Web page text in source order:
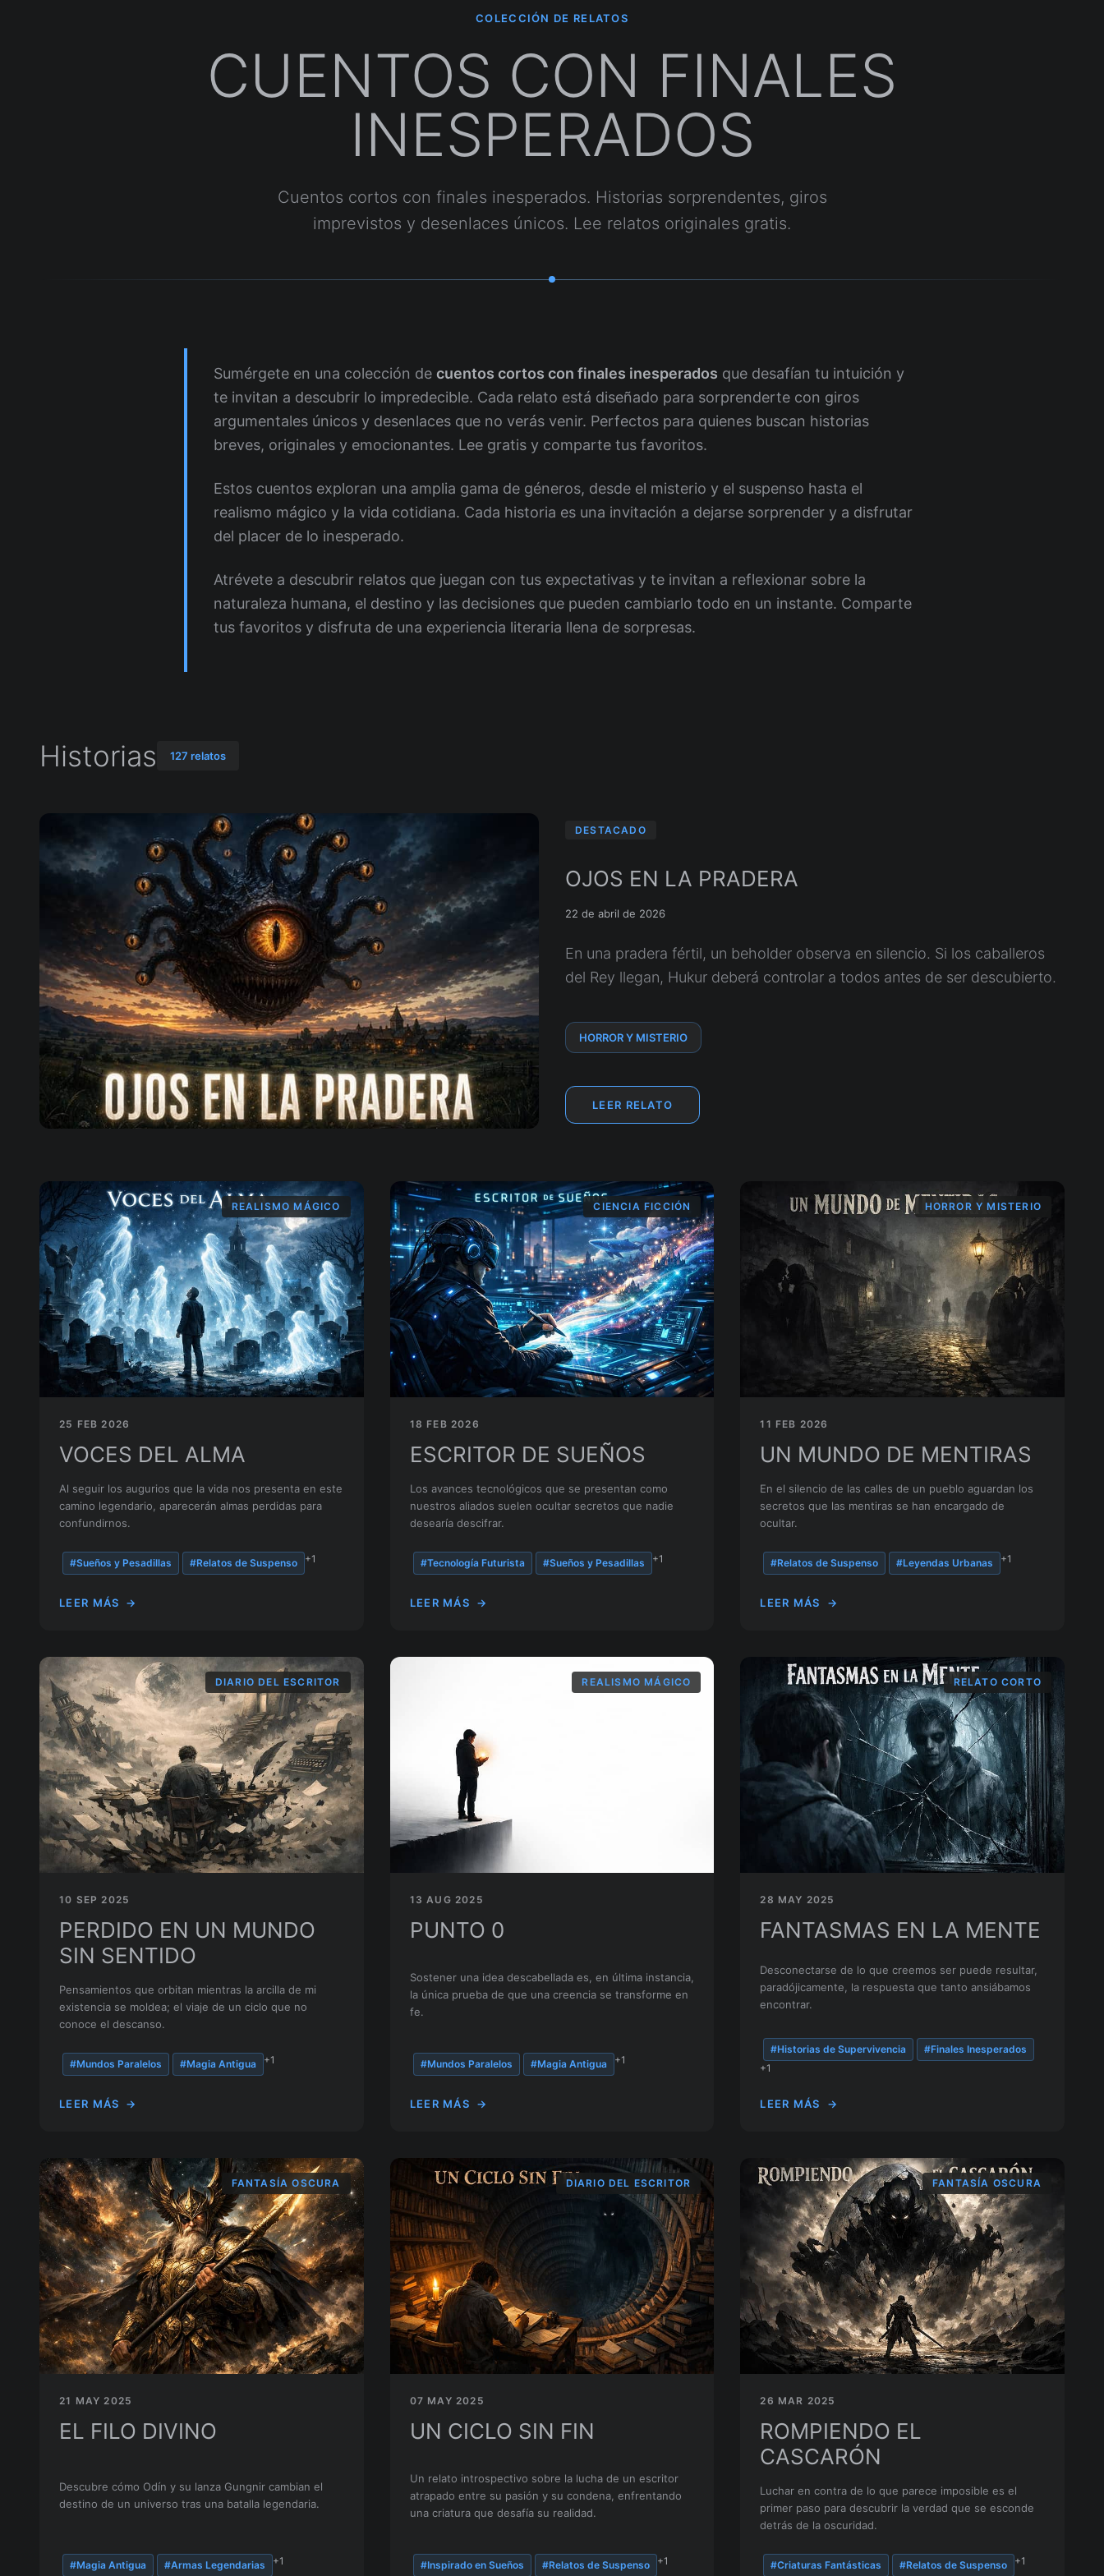
COLECCIÓN DE RELATOS
CUENTOS CON FINALES
INESPERADOS
Cuentos cortos con finales inesperados. Historias sorprendentes, giros
imprevistos y desenlaces únicos. Lee relatos originales gratis.
Sumérgete en una colección de cuentos cortos con finales inesperados que desafían tu intuición y
te invitan a descubrir lo impredecible. Cada relato está diseñado para sorprenderte con giros
argumentales únicos y desenlaces que no verás venir. Perfectos para quienes buscan historias
breves, originales y emocionantes. Lee gratis y comparte tus favoritos.
Estos cuentos exploran una amplia gama de géneros, desde el misterio y el suspenso hasta el
realismo mágico y la vida cotidiana. Cada historia es una invitación a dejarse sorprender y a disfrutar
del placer de lo inesperado.
Atrévete a descubrir relatos que juegan con tus expectativas y te invitan a reflexionar sobre la
naturaleza humana, el destino y las decisiones que pueden cambiarlo todo en un instante. Comparte
tus favoritos y disfruta de una experiencia literaria llena de sorpresas.
Historias 127 relatos
DESTACADO
OJOS EN LA PRADERA
22 de abril de 2026
En una pradera fértil, un beholder observa en silencio. Si los caballeros
del Rey llegan, Hukur deberá controlar a todos antes de ser descubierto.
HORROR Y MISTERIO
LEER RELATO
REALISMO MÁGICO
25 FEB 2026
VOCES DEL ALMA
Al seguir los augurios que la vida nos presenta en este
camino legendario, aparecerán almas perdidas para
confundirnos.
#Sueños y Pesadillas #Relatos de Suspenso +1
LEER MÁS →
CIENCIA FICCIÓN
18 FEB 2026
ESCRITOR DE SUEÑOS
Los avances tecnológicos que se presentan como
nuestros aliados suelen ocultar secretos que nadie
desearía descifrar.
#Tecnología Futurista #Sueños y Pesadillas +1
LEER MÁS →
HORROR Y MISTERIO
11 FEB 2026
UN MUNDO DE MENTIRAS
En el silencio de las calles de un pueblo aguardan los
secretos que las mentiras se han encargado de
ocultar.
#Relatos de Suspenso #Leyendas Urbanas +1
LEER MÁS →
DIARIO DEL ESCRITOR
10 SEP 2025
PERDIDO EN UN MUNDO
SIN SENTIDO
Pensamientos que orbitan mientras la arcilla de mi
existencia se moldea; el viaje de un ciclo que no
conoce el descanso.
#Mundos Paralelos #Magia Antigua +1
LEER MÁS →
REALISMO MÁGICO
13 AUG 2025
PUNTO 0
Sostener una idea descabellada es, en última instancia,
la única prueba de que una creencia se transforme en
fe.
#Mundos Paralelos #Magia Antigua +1
LEER MÁS →
RELATO CORTO
28 MAY 2025
FANTASMAS EN LA MENTE
Desconectarse de lo que creemos ser puede resultar,
paradójicamente, la respuesta que tanto ansiábamos
encontrar.
#Historias de Supervivencia
#Finales Inesperados
+1
LEER MÁS →
FANTASÍA OSCURA
21 MAY 2025
EL FILO DIVINO
Descubre cómo Odín y su lanza Gungnir cambian el
destino de un universo tras una batalla legendaria.
#Magia Antigua #Armas Legendarias +1
DIARIO DEL ESCRITOR
07 MAY 2025
UN CICLO SIN FIN
Un relato introspectivo sobre la lucha de un escritor
atrapado entre su pasión y su condena, enfrentando
una criatura que desafía su realidad.
#Inspirado en Sueños #Relatos de Suspenso +1
FANTASÍA OSCURA
26 MAR 2025
ROMPIENDO EL
CASCARÓN
Luchar en contra de lo que parece imposible es el
primer paso para descubrir la verdad que se esconde
detrás de la oscuridad.
#Criaturas Fantásticas #Relatos de Suspenso +1